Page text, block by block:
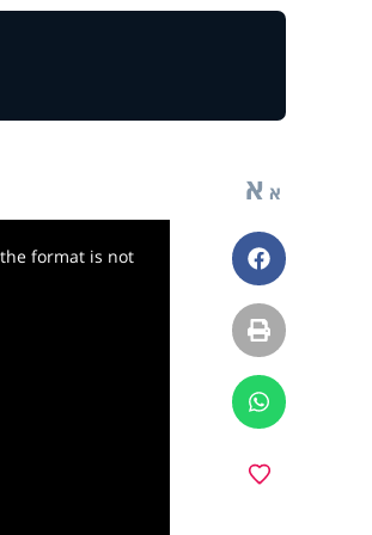
א א
פייסבוק
הדפסה
ווטסאפ
format is not